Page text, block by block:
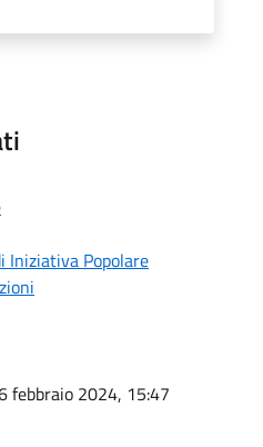
Iniziativa Popolare
febbraio 2024, 15:47